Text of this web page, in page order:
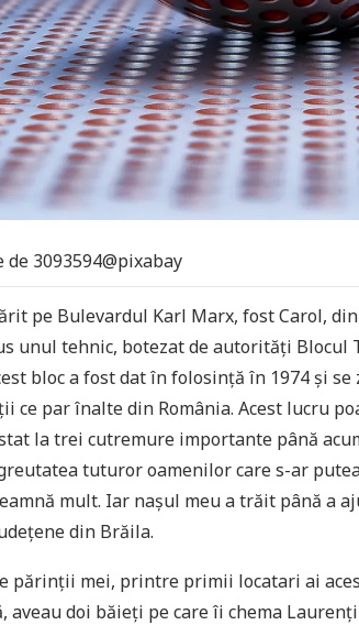
3093594@pixabay
pe Bulevardul Karl Marx, fost Carol,
unul tehnic, botezat de autorități Blocul
bloc a fost dat în folosință în 1974 și
ce par înalte din România. Acest lucru
la trei cutremure importante până
tuturor oamenilor care s-ar
mult. Iar nașul meu a trăit până a
din Brăila.
părinții mei, printre primii locatari ai
aveau doi băieți pe care îi chema